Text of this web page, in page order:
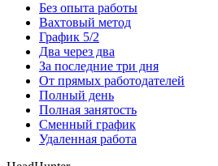
Без опыта работы
Вахтовый метод
График 5/2
Два через два
За последние три дня
От прямых работодателей
Полный день
Полная занятость
Сменный график
Удаленная работа